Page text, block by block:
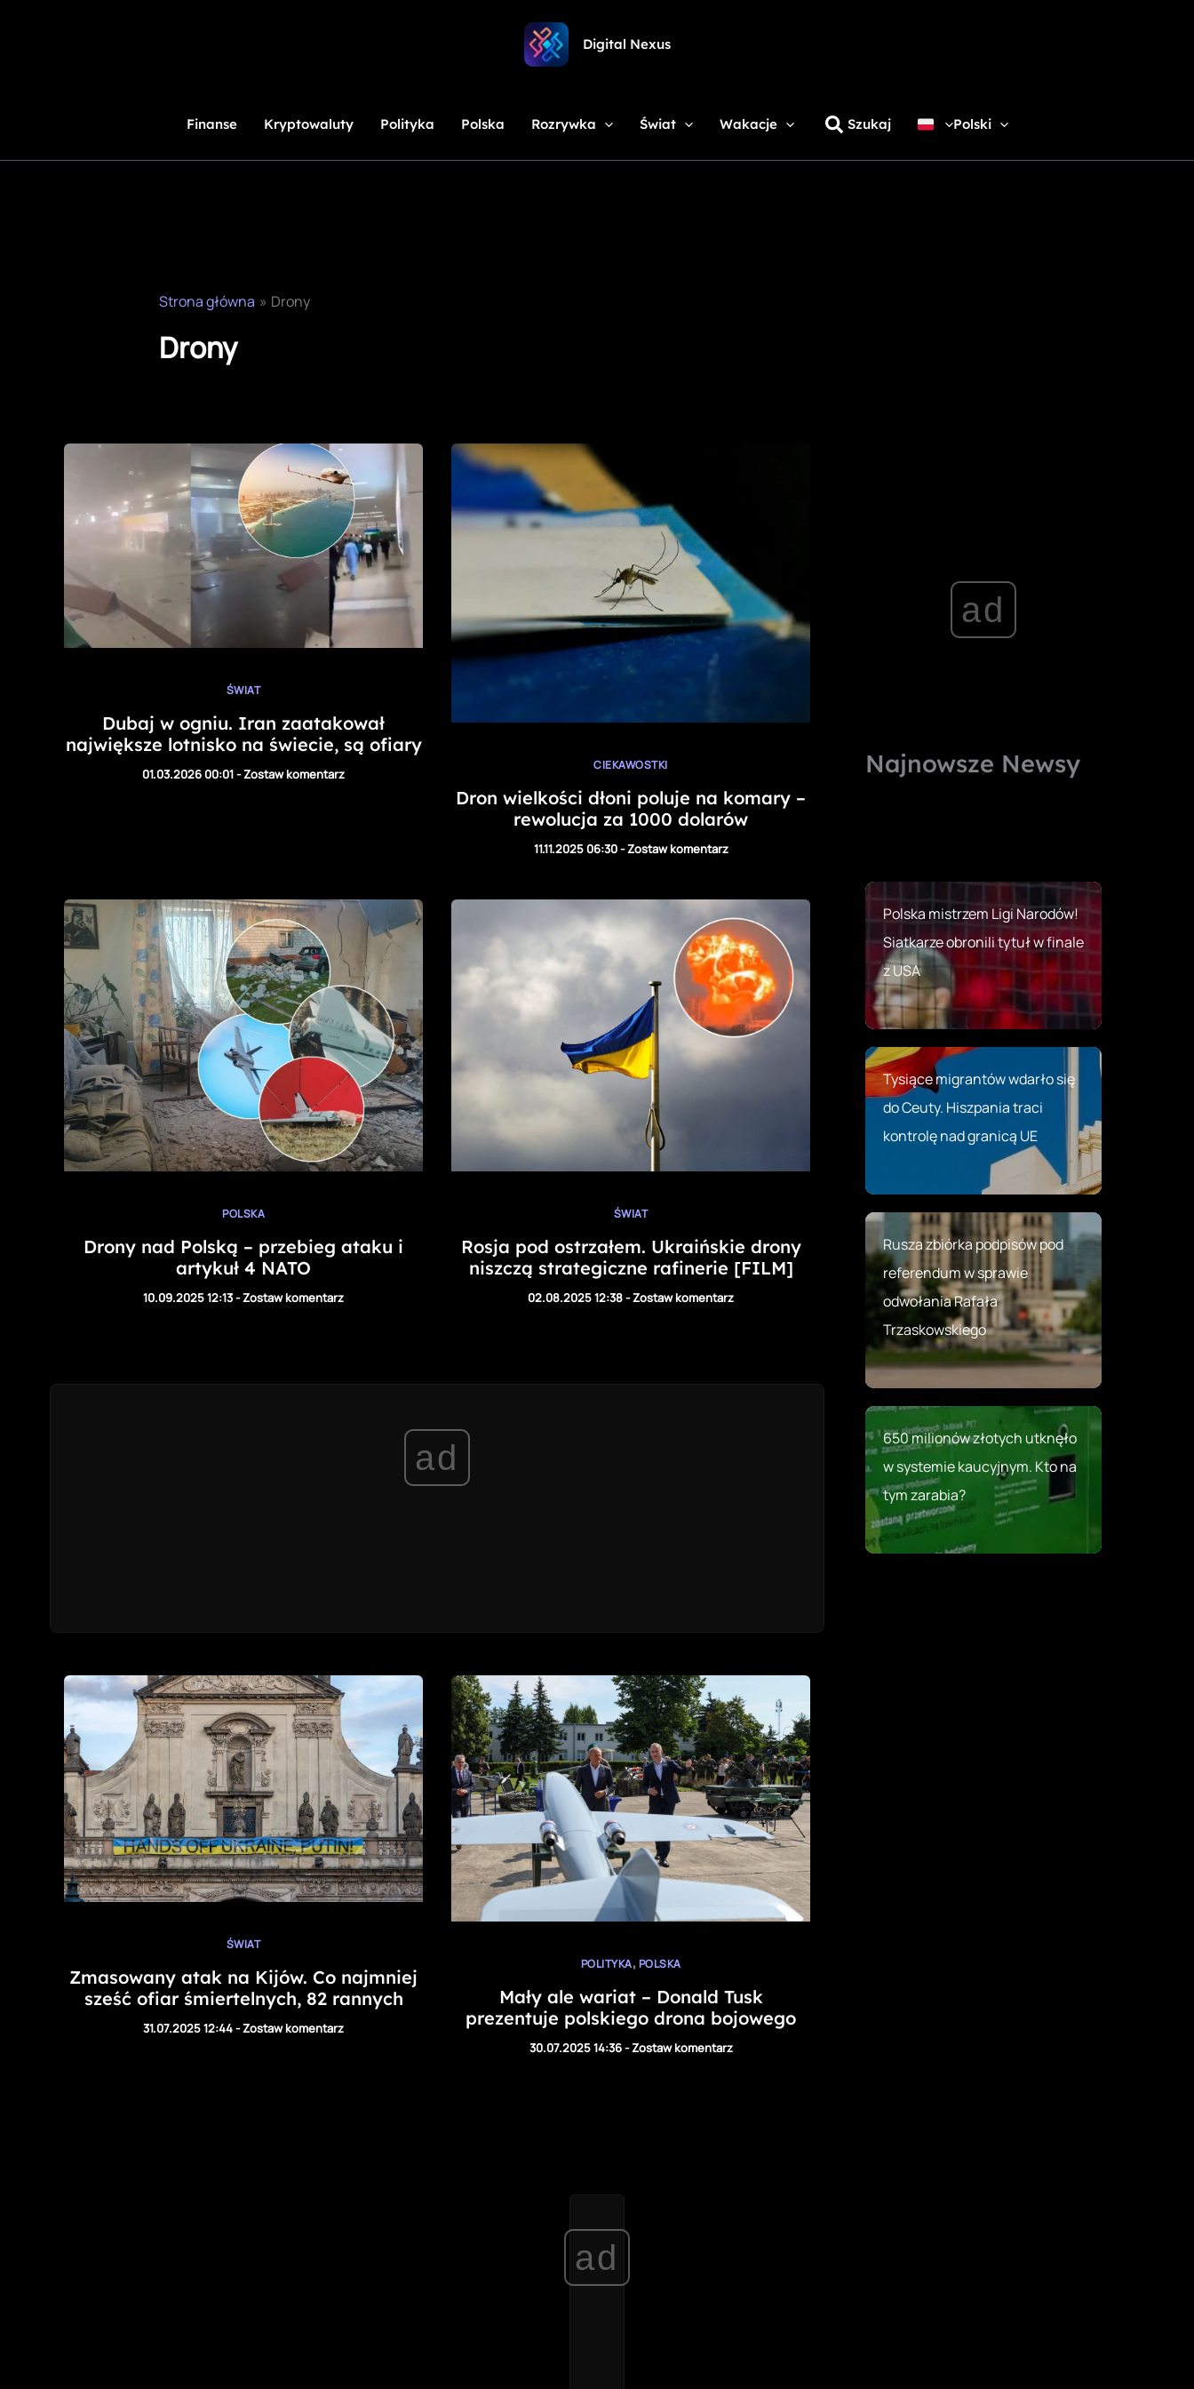
Digital Nexus
Finanse Kryptowaluty Polityka Polska Rozrywka Świat Wakacje Szukaj Polski
Strona główna Drony
Drony
ŚWIAT
Dubaj w ogniu. Iran zaatakował
największe lotnisko na świecie, są ofiary
01.03.2026 00:01-Zostaw komentarz
CIEKAWOSTKI
Dron wielkości dłoni poluje na komary –
rewolucja za 1000 dolarów
11.11.2025 06:30-Zostaw komentarz
POLSKA
Drony nad Polską – przebieg ataku i
artykuł 4 NATO
10.09.2025 12:13-Zostaw komentarz
ŚWIAT
Rosja pod ostrzałem. Ukraińskie drony
niszczą strategiczne rafinerie [FILM]
02.08.2025 12:38-Zostaw komentarz
ad
ŚWIAT
Zmasowany atak na Kijów. Co najmniej
sześć ofiar śmiertelnych, 82 rannych
31.07.2025 12:44-Zostaw komentarz
POLITYKA,POLSKA
Mały ale wariat – Donald Tusk
prezentuje polskiego drona bojowego
30.07.2025 14:36-Zostaw komentarz
ad
Najnowsze Newsy
Polska mistrzem Ligi Narodów!
Siatkarze obronili tytuł w finale
z USA
Tysiące migrantów wdarło się
do Ceuty. Hiszpania traci
kontrolę nad granicą UE
Rusza zbiórka podpisów pod
referendum w sprawie
odwołania Rafała
Trzaskowskiego
650 milionów złotych utknęło
w systemie kaucyjnym. Kto na
tym zarabia?
ad